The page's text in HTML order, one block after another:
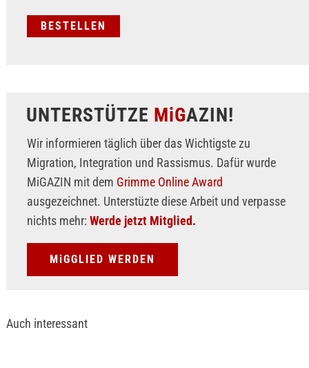
UNTERSTÜTZE MiGAZIN!
Wir informieren täglich über das Wichtigste zu
Migration, Integration und Rassismus. Dafür wurde
MiGAZIN mit dem Grimme Online Award
ausgezeichnet. Unterstüzte diese Arbeit und verpasse
nichts mehr: Werde jetzt Mitglied.
MiGGLIED WERDEN
Auch interessant